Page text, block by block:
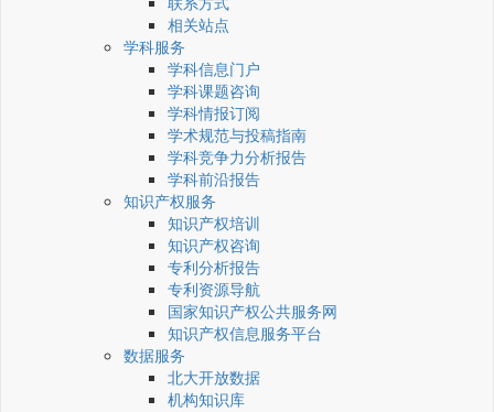
相关站点
学科服务
学科信息门户
学科课题咨询
学科情报订阅
学术规范与投稿指南
学科竞争力分析报告
学科前沿报告
知识产权服务
知识产权培训
知识产权咨询
专利分析报告
专利资源导航
国家知识产权公共服务网
知识产权信息服务平台
数据服务
北大开放数据
机构知识库